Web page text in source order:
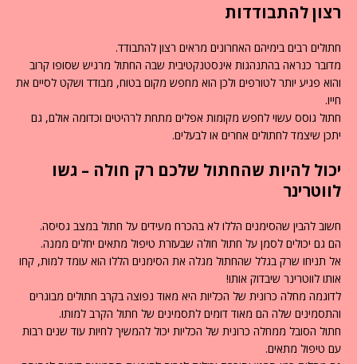
רצון להתבודדות
חתולים רבים בימיהם האחרונים מראים רצון להתבודד.
מדובר כנראה בהתנהגות אינסטנקטיבית שבה החתול מרגיש שסופו קרוב
והוא פגיע יותר לטורפים ולכן הוא מחפש מקום בטוח, מבודד ושקט לסיים את
חייו.
חתול גוסס עשוי לחפש מקומות אפלים מתחת לרהיטים וכדומה אולם, גם
יתכן שיצמד לחתולים אחרים או לבעלים.
יכול להיות שהחתול שלכם רק חולה – גשו
לווטרינר
חשוב להבין שהסימנים הללו לא בהכרח מעידים על חתול במצב גסיסה.
הם גם יכולים לסמן על חתול חולה שבעזרת טיפול מתאים יחלים ממנה.
אל תניחו שרק בגלל שהחתול מגלה את הסימנים הללו הוא עומד למות, קחו
אותו לווטרינר שיבדוק אותו!
לדוגמה מחלה כרונית של הכליות היא מאוד נפוצה בקרב חתולים מבוגרים
והתסמינים שלה הם מאוד דומים לתסמינים של חתול הקרב למותו.
חתול הסובל ממחלה כרונית של הכליות יכול להמשיך לחיות עוד שנים רבות
עם טיפול מתאים.